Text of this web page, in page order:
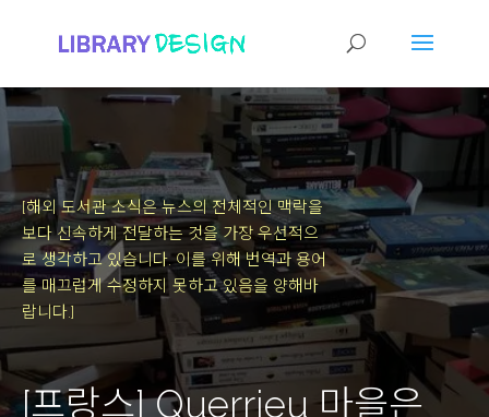
[해외 도서관 소식은 뉴스의 전체적인 맥락을
보다 신속하게 전달하는 것을 가장 우선적으
로 생각하고 있습니다.이를 위해 번역과 용어
를 매끄럽게 수정하지 못하고 있음을 양해바
랍니다.]
[프랑스] Querrieu 마을은